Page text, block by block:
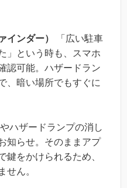
インダー）
「広い駐車
」という時も、スマホ
認可能。ハザードラン
、暗い場所でもすぐに
ハザードランプの消し
知らせ。そのままアプ
鍵をかけられるため、
せん。